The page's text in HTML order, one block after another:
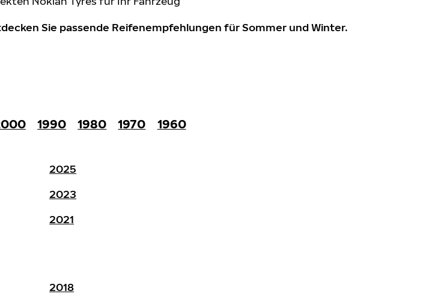
Sie passende Reifenempfehlungen für Sommer und Winter.
1990 1980 1970
1960
2025
2023
2021
2018